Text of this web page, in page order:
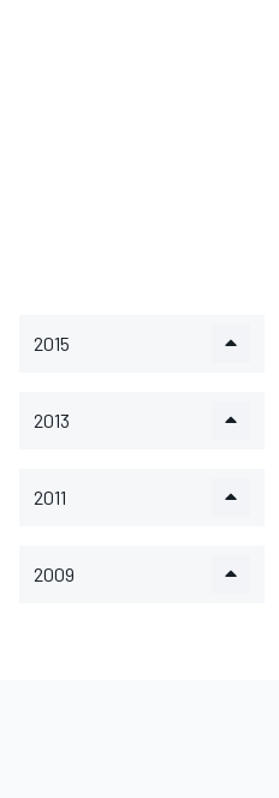
2015
2013
2011
2009